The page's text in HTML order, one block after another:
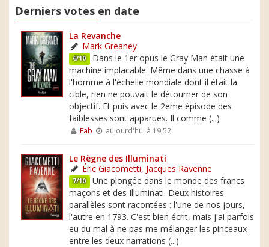
Derniers votes en date
La Revanche
Mark Greaney
6/10 Dans le 1er opus le Gray Man était une
machine implacable. Même dans une chasse à
l'homme à l'échelle mondiale dont il était la
cible, rien ne pouvait le détourner de son
objectif. Et puis avec le 2eme épisode des
faiblesses sont apparues. Il comme (...)
Fab aujourd'hui à 19:52
Le Règne des Illuminati
Éric Giacometti, Jacques Ravenne
7/10 Une plongée dans le monde des francs
maçons et des Illuminati. Deux histoires
parallèles sont racontées : l'une de nos jours,
l'autre en 1793. C'est bien écrit, mais j'ai parfois
eu du mal à ne pas me mélanger les pinceaux
entre les deux narrations (...)